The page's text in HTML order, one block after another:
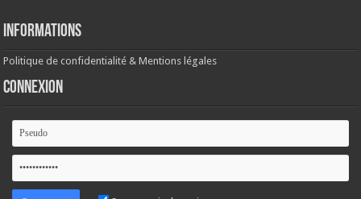
Informations
Politique de confidentialité & Mentions légales
Connexion